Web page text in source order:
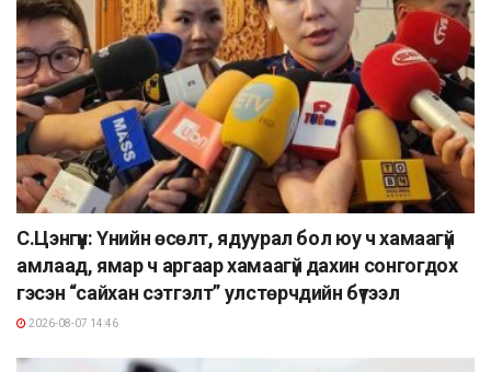
С.Цэнгүүн: Үнийн өсөлт, ядуурал бол юу ч хамаагүй
амлаад, ямар ч аргаар хамаагүй дахин сонгогдох
гэсэн “сайхан сэтгэлт” улстөрчдийн бүтээл
2026-08-07 14:46